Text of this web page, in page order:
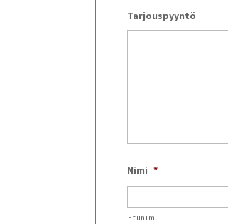
Tarjouspyyntö
Nimi *
Etunimi